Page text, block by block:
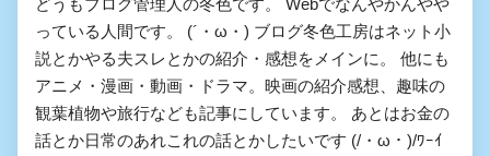
どうもブログ管理人の冬色です。 Webでなんやかんやや
っている人間です。 (´・ω・) ブログ冬色工房はネット小
説とかやる夫スレとかの紹介・感想をメインに。 他にも
アニメ・漫画・動画・ドラマ。映画の紹介感想、趣味の
観葉植物や旅行なども記事にしています。 あとはお金の
話とか日常のあれこれの話とかしたいです (/・ω・)/ﾜｰｲ